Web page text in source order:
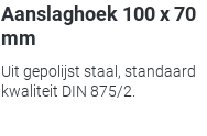
Aanslaghoek 100 x 70
mm
Uit gepolijst staal, standaard
kwaliteit DIN 875/2.